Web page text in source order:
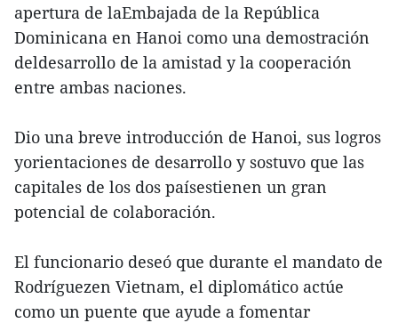
apertura de laEmbajada de la República
Dominicana en Hanoi como una demostración
deldesarrollo de la amistad y la cooperación
entre ambas naciones.
Dio una breve introducción de Hanoi, sus logros
yorientaciones de desarrollo y sostuvo que las
capitales de los dos paísestienen un gran
potencial de colaboración.
El funcionario deseó que durante el mandato de
Rodríguezen Vietnam, el diplomático actúe
como un puente que ayude a fomentar